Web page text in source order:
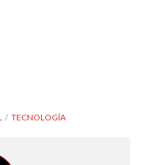
TECNOLOGÍA